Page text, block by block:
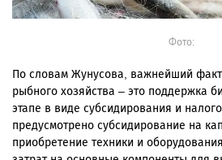
Фото:
По словам Жунусова, важнейший
рыбного хозяйства – это поддержка
этапе в виде субсидирования и
предусмотрено субсидирование на
приобретение техники и